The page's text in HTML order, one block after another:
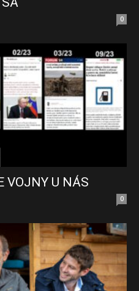
0
VOJNY U NÁS
0